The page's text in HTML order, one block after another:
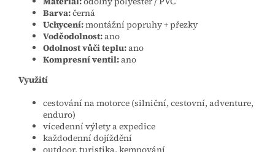
Barva:černá
Uchycení:montážní popruhy + přezky
Voděodolnost:ano
Odolnost vůči teplu:ano
Kompresní ventil:ano
Využití
cestování na motorce (silniční, cestovní, adventure,
enduro)
vícedenní výlety a expedice
každodenní dojíždění